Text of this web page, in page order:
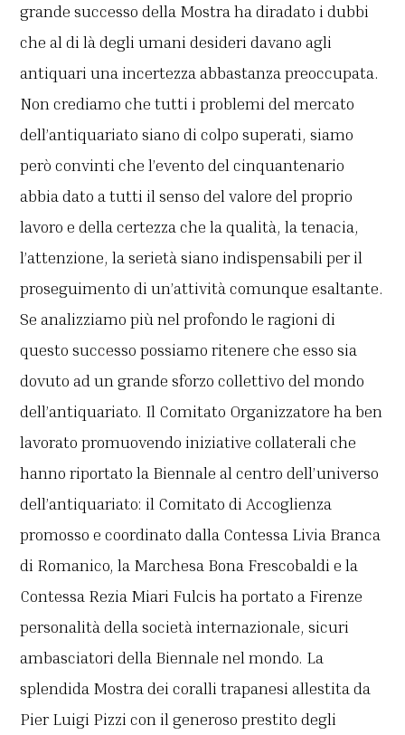
grande successo della Mostra ha diradato i dubbi
che al di là degli umani desideri davano agli
antiquari una incertezza abbastanza preoccupata.
Non crediamo che tutti i problemi del mercato
dell’antiquariato siano di colpo superati, siamo
però convinti che l’evento del cinquantenario
abbia dato a tutti il senso del valore del proprio
lavoro e della certezza che la qualità, la tenacia,
l’attenzione, la serietà siano indispensabili per il
proseguimento di un’attività comunque esaltante.
Se analizziamo più nel profondo le ragioni di
questo successo possiamo ritenere che esso sia
dovuto ad un grande sforzo collettivo del mondo
dell’antiquariato. Il Comitato Organizzatore ha ben
lavorato promuovendo iniziative collaterali che
hanno riportato la Biennale al centro dell’universo
dell’antiquariato: il Comitato di Accoglienza
promosso e coordinato dalla Contessa Livia Branca
di Romanico, la Marchesa Bona Frescobaldi e la
Contessa Rezia Miari Fulcis ha portato a Firenze
personalità della società internazionale, sicuri
ambasciatori della Biennale nel mondo. La
splendida Mostra dei coralli trapanesi allestita da
Pier Luigi Pizzi con il generoso prestito degli